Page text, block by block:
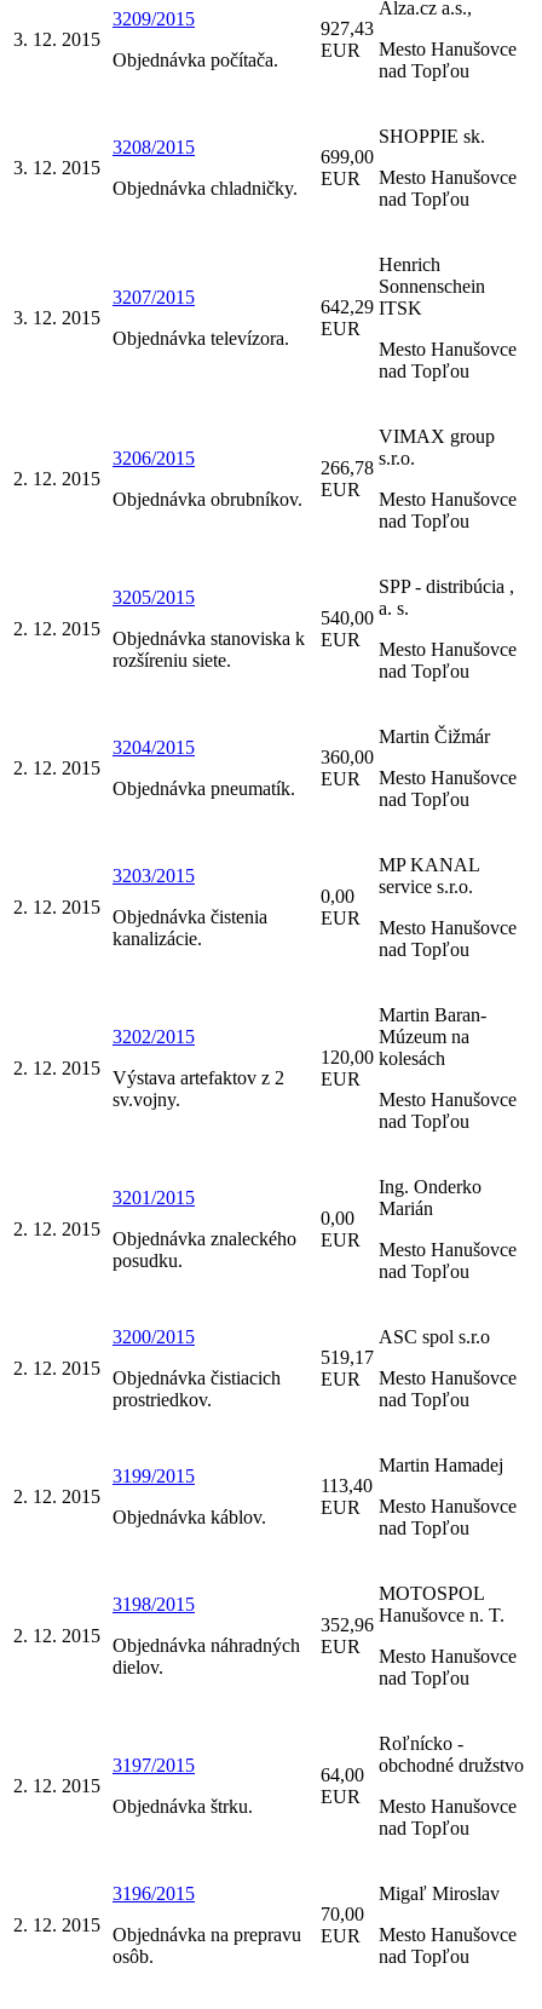
3. 12. 2015
3209/2015
Objednávka počítača.
927,43
EUR
Alza.cz a.s.,
Mesto Hanušovce
nad Topľou
3. 12. 2015
3208/2015
Objednávka chladničky.
699,00
EUR
SHOPPIE sk.
Mesto Hanušovce
nad Topľou
3. 12. 2015
3207/2015
Objednávka televízora.
642,29
EUR
Henrich
Sonnenschein
ITSK
Mesto Hanušovce
nad Topľou
2. 12. 2015
3206/2015
Objednávka obrubníkov.
266,78
EUR
VIMAX group
s.r.o.
Mesto Hanušovce
nad Topľou
2. 12. 2015
3205/2015
Objednávka stanoviska k
rozšíreniu siete.
540,00
EUR
SPP - distribúcia ,
a. s.
Mesto Hanušovce
nad Topľou
2. 12. 2015
3204/2015
Objednávka pneumatík.
360,00
EUR
Martin Čižmár
Mesto Hanušovce
nad Topľou
2. 12. 2015
3203/2015
Objednávka čistenia
kanalizácie.
0,00
EUR
MP KANAL
service s.r.o.
Mesto Hanušovce
nad Topľou
2. 12. 2015
3202/2015
Výstava artefaktov z 2
sv.vojny.
120,00
EUR
Martin Baran-
Múzeum na
kolesách
Mesto Hanušovce
nad Topľou
2. 12. 2015
3201/2015
Objednávka znaleckého
posudku.
0,00
EUR
Ing. Onderko
Marián
Mesto Hanušovce
nad Topľou
2. 12. 2015
3200/2015
Objednávka čistiacich
prostriedkov.
519,17
EUR
ASC spol s.r.o
Mesto Hanušovce
nad Topľou
2. 12. 2015
3199/2015
Objednávka káblov.
113,40
EUR
Martin Hamadej
Mesto Hanušovce
nad Topľou
2. 12. 2015
3198/2015
Objednávka náhradných
dielov.
352,96
EUR
MOTOSPOL
Hanušovce n. T.
Mesto Hanušovce
nad Topľou
2. 12. 2015
3197/2015
Objednávka štrku.
64,00
EUR
Roľnícko -
obchodné družstvo
Mesto Hanušovce
nad Topľou
2. 12. 2015
3196/2015
Objednávka na prepravu
osôb.
70,00
EUR
Migaľ Miroslav
Mesto Hanušovce
nad Topľou